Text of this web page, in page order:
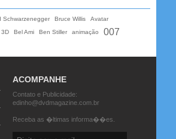
Schwarzenegger Bruce Willis
Avatar
3D Bel Ami Ben Stiller animação 007
ACOMPANHE
Contato e Publicidade:
edinho@dvdmagazine.com.br
Receba as �ltimas informa��es.